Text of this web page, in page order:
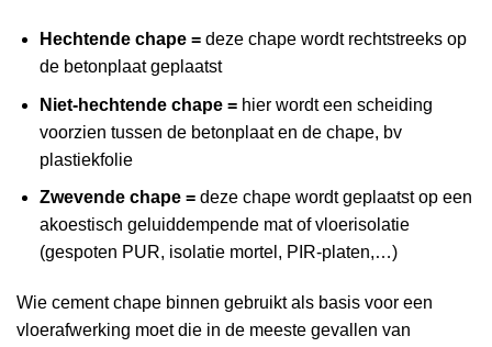
Hechtende chape = deze chape wordt rechtstreeks op
de betonplaat geplaatst
Niet-hechtende chape = hier wordt een scheiding
voorzien tussen de betonplaat en de chape, bv
plastiekfolie
Zwevende chape = deze chape wordt geplaatst op een
akoestisch geluiddempende mat of vloerisolatie
(gespoten PUR, isolatie mortel, PIR-platen,…)
Wie cement chape binnen gebruikt als basis voor een
vloerafwerking moet die in de meeste gevallen van